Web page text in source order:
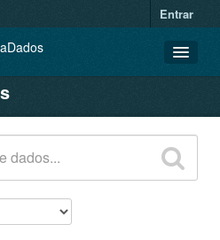
Entrar